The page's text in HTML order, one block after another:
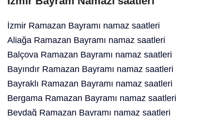
İzmir Ramazan Bayramı namaz saatleri
Aliağa Ramazan Bayramı namaz saatleri
Balçova Ramazan Bayramı namaz saatleri
Bayındır Ramazan Bayramı namaz saatleri
Bayraklı Ramazan Bayramı namaz saatleri
Bergama Ramazan Bayramı namaz saatleri
Beydağ Ramazan Bayramı namaz saatleri